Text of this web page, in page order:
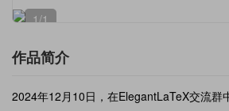
1/1
作品简介
2024年12月10日，在ElegantLaTeX交流群